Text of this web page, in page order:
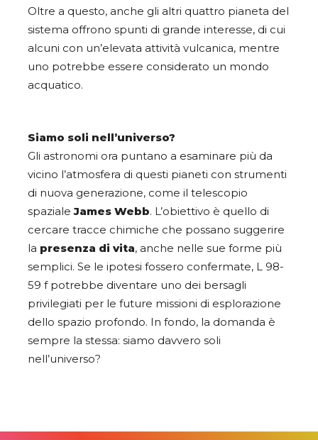
Oltre a questo, anche gli altri quattro pianeta del
sistema offrono spunti di grande interesse, di cui
alcuni con un’elevata attività vulcanica, mentre
uno potrebbe essere considerato un mondo
acquatico.
Siamo soli nell’universo?
Gli astronomi ora puntano a esaminare più da
vicino l’atmosfera di questi pianeti con strumenti
di nuova generazione, come il telescopio
spazialeJames Webb. L’obiettivo è quello di
cercare tracce chimiche che possano suggerire
la presenza di vita, anche nelle sue forme più
semplici. Se le ipotesi fossero confermate, L 98-
59 f potrebbe diventare uno dei bersagli
privilegiati per le future missioni di esplorazione
dello spazio profondo. In fondo, la domanda è
sempre la stessa: siamo davvero soli
nell’universo?